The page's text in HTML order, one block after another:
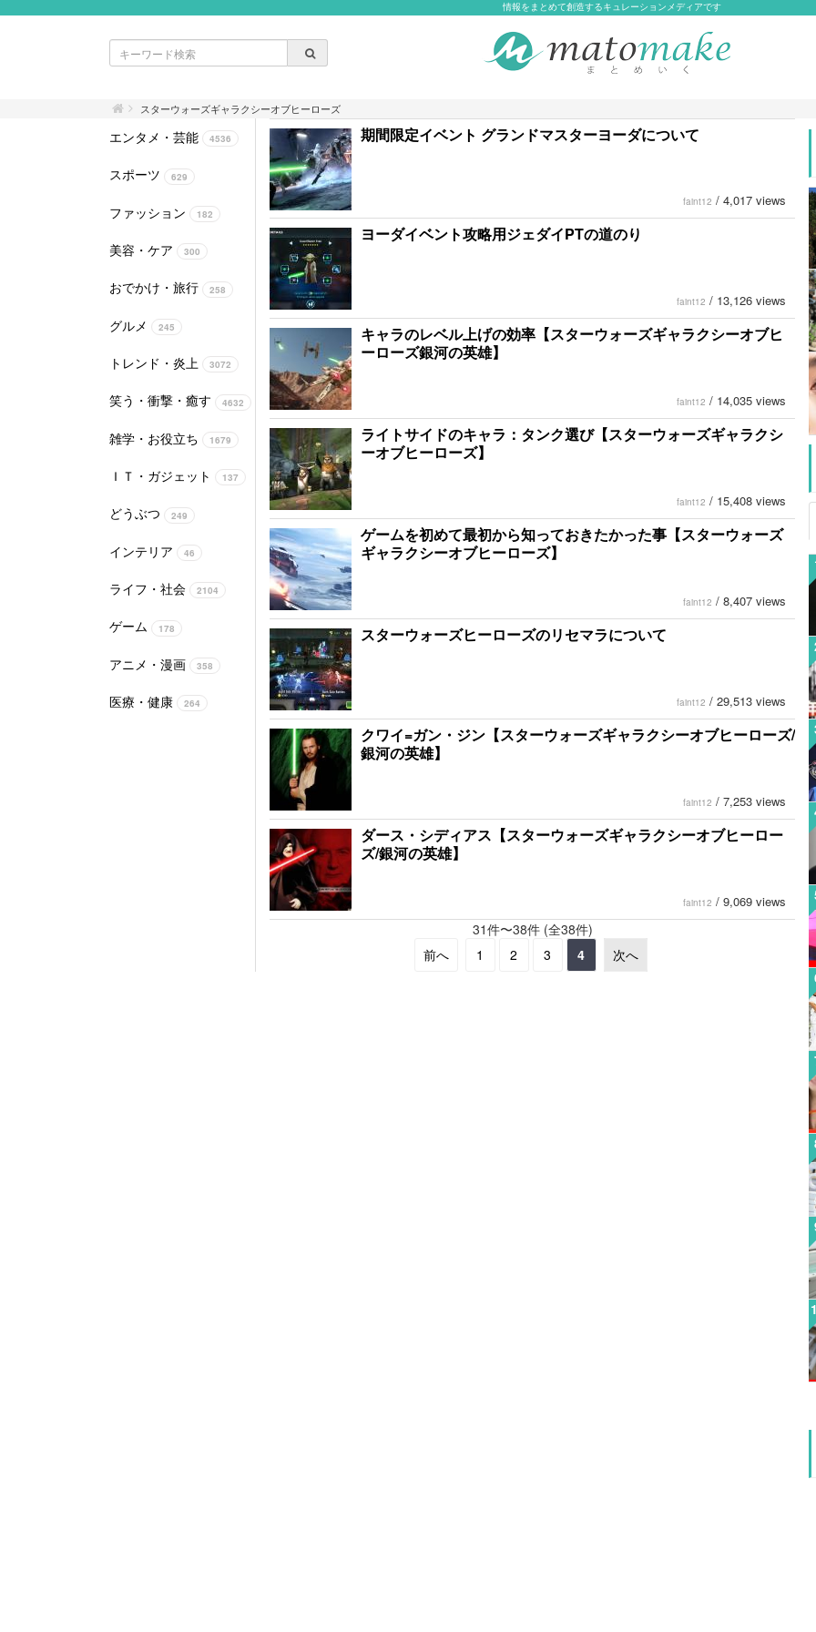
情報をまとめて創造するキュレーションメディアです
スターウォーズギャラクシーオブヒーローズ
エンタメ・芸能 4536
スポーツ 629
ファッション 182
美容・ケア 300
おでかけ・旅行 258
グルメ 245
トレンド・炎上 3072
笑う・衝撃・癒す 4632
雑学・お役立ち 1679
ＩＴ・ガジェット 137
どうぶつ 249
インテリア 46
ライフ・社会 2104
ゲーム 178
アニメ・漫画 358
医療・健康 264
期間限定イベント グランドマスターヨーダについて
faint12 / 4,017 views
ヨーダイベント攻略用ジェダイPTの道のり
faint12 / 13,126 views
キャラのレベル上げの効率【スターウォーズギャラクシーオブヒ
ーローズ銀河の英雄】
faint12 / 14,035 views
ライトサイドのキャラ：タンク選び【スターウォーズギャラクシ
ーオブヒーローズ】
faint12 / 15,408 views
ゲームを初めて最初から知っておきたかった事【スターウォーズ
ギャラクシーオブヒーローズ】
faint12 / 8,407 views
スターウォーズヒーローズのリセマラについて
faint12 / 29,513 views
クワイ=ガン・ジン【スターウォーズギャラクシーオブヒーローズ/
銀河の英雄】
faint12 / 7,253 views
ダース・シディアス【スターウォーズギャラクシーオブヒーロー
ズ/銀河の英雄】
faint12 / 9,069 views
31件〜38件 (全38件)
前へ
1 2 3 4 次へ